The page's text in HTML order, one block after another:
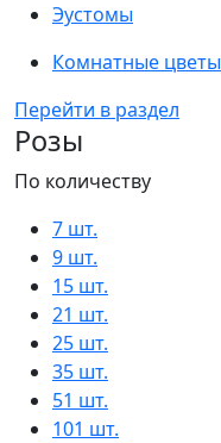
Эустомы
Комнатные цветы
Перейти в раздел
Розы
По количеству
7 шт.
9 шт.
15 шт.
21 шт.
25 шт.
35 шт.
51 шт.
101 шт.